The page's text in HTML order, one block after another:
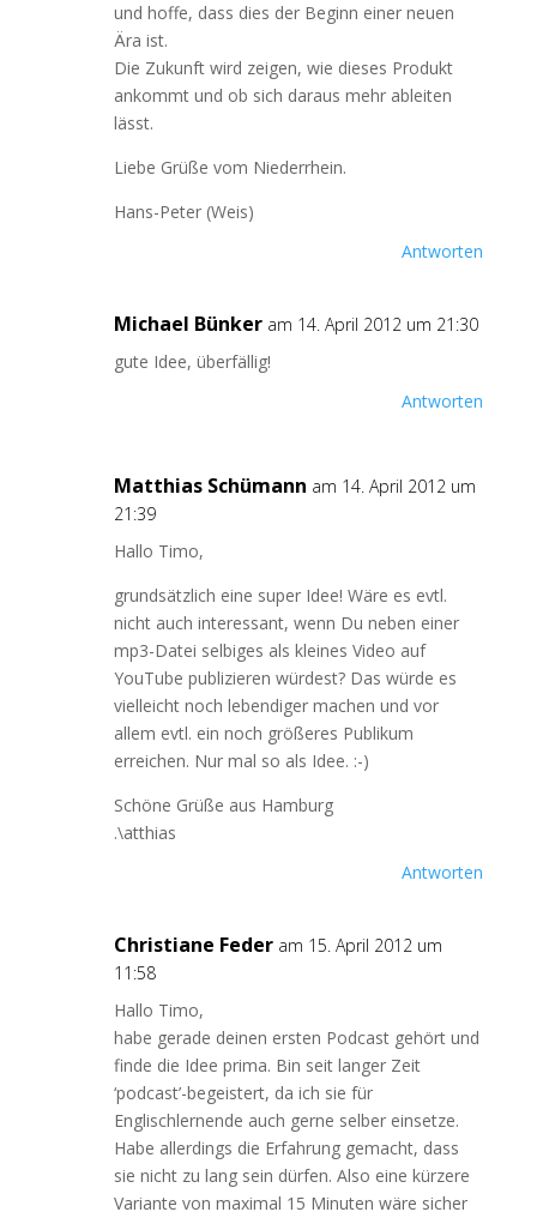
und hoffe, dass dies der Beginn einer neuen
Ära ist.
Die Zukunft wird zeigen, wie dieses Produkt
ankommt und ob sich daraus mehr ableiten
lässt.
Liebe Grüße vom Niederrhein.
Hans-Peter (Weis)
Antworten
Michael Bünker am 14. April 2012 um 21:30
gute Idee, überfällig!
Antworten
Matthias Schümann am 14. April 2012 um
21:39
Hallo Timo,
grundsätzlich eine super Idee! Wäre es evtl.
nicht auch interessant, wenn Du neben einer
mp3-Datei selbiges als kleines Video auf
YouTube publizieren würdest? Das würde es
vielleicht noch lebendiger machen und vor
allem evtl. ein noch größeres Publikum
erreichen. Nur mal so als Idee. :-)
Schöne Grüße aus Hamburg
.\atthias
Antworten
Christiane Feder am 15. April 2012 um
11:58
Hallo Timo,
habe gerade deinen ersten Podcast gehört und
finde die Idee prima. Bin seit langer Zeit
‘podcast’-begeistert, da ich sie für
Englischlernende auch gerne selber einsetze.
Habe allerdings die Erfahrung gemacht, dass
sie nicht zu lang sein dürfen. Also eine kürzere
Variante von maximal 15 Minuten wäre sicher